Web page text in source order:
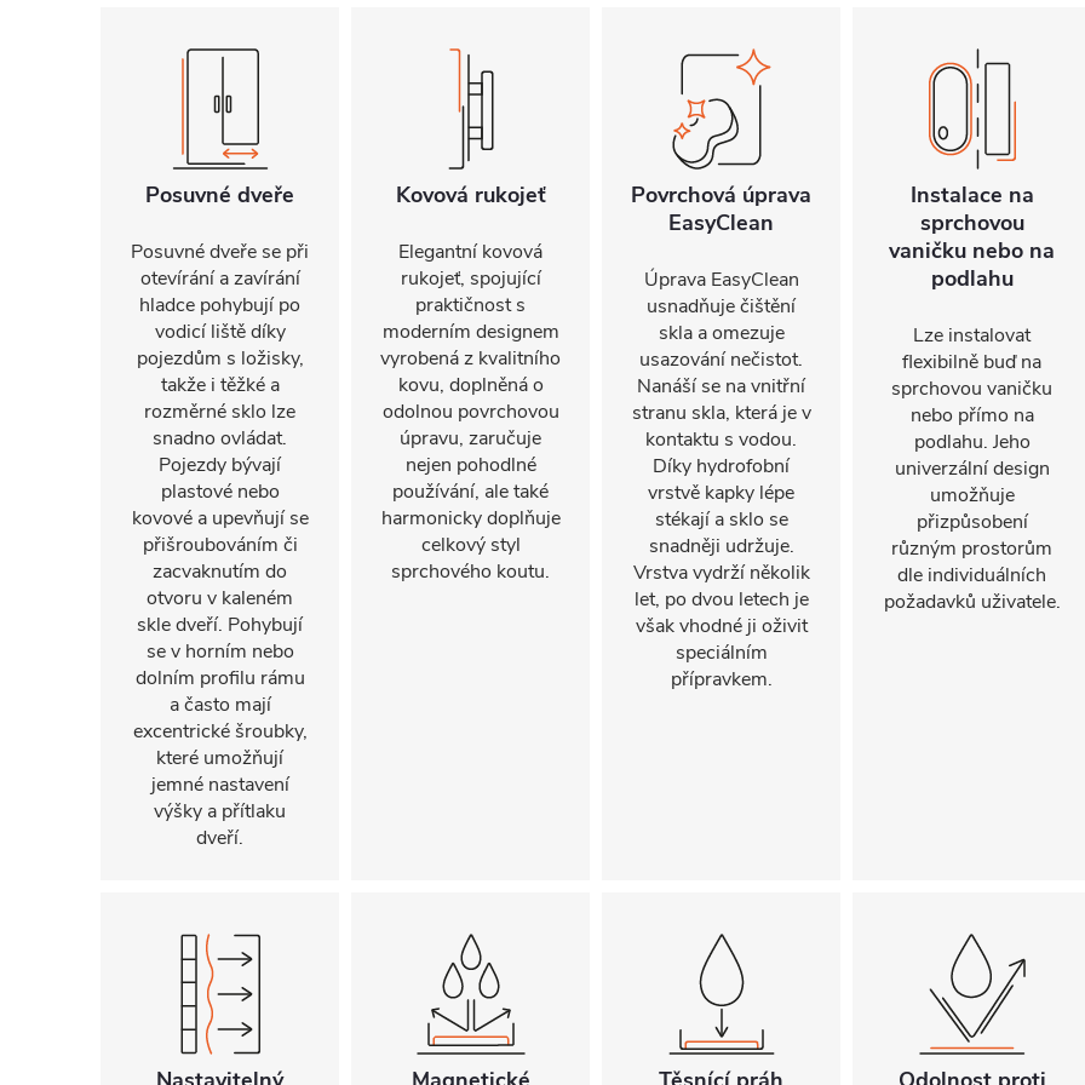
Posuvné dveře
Posuvné dveře se při
otevírání a zavírání
hladce pohybují po
vodicí liště díky
pojezdům s ložisky,
takže i těžké a
rozměrné sklo lze
snadno ovládat.
Pojezdy bývají
plastové nebo
kovové a upevňují se
přišroubováním či
zacvaknutím do
otvoru v kaleném
skle dveří. Pohybují
se v horním nebo
dolním profilu rámu
a často mají
excentrické šroubky,
které umožňují
jemné nastavení
výšky a přítlaku
dveří.
Kovová rukojeť
Elegantní kovová
rukojeť, spojující
praktičnost s
moderním designem
vyrobená z kvalitního
kovu, doplněná o
odolnou povrchovou
úpravu, zaručuje
nejen pohodlné
používání, ale také
harmonicky doplňuje
celkový styl
sprchového koutu.
Povrchová úprava
EasyClean
Úprava EasyClean
usnadňuje čištění
skla a omezuje
usazování nečistot.
Nanáší se na vnitřní
stranu skla, která je v
kontaktu s vodou.
Díky hydrofobní
vrstvě kapky lépe
stékají a sklo se
snadněji udržuje.
Vrstva vydrží několik
let, po dvou letech je
však vhodné ji oživit
speciálním
přípravkem.
Instalace na
sprchovou
vaničku nebo na
podlahu
Lze instalovat
flexibilně buď na
sprchovou vaničku
nebo přímo na
podlahu. Jeho
univerzální design
umožňuje
přizpůsobení
různým prostorům
dle individuálních
požadavků uživatele.